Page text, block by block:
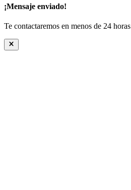
¡Mensaje enviado!
Te contactaremos en menos de 24 horas